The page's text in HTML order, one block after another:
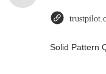
Solid Pattern